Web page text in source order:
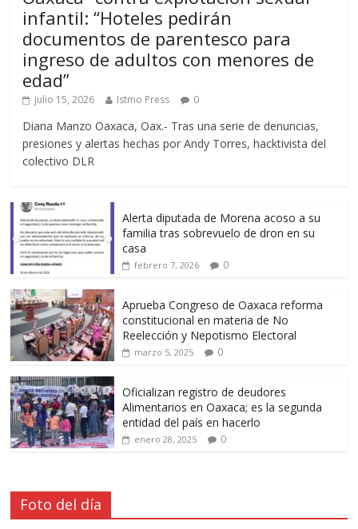
infantil: “Hoteles pedirán
documentos de parentesco para
ingreso de adultos con menores de
edad”
julio 15, 2026 Istmo Press 0
Diana Manzo Oaxaca, Oax.- Tras una serie de denuncias,
presiones y alertas hechas por Andy Torres, hacktivista del
colectivo DLR
Alerta diputada de Morena acoso a su
familia tras sobrevuelo de dron en su
casa
febrero 7, 2026 0
Aprueba Congreso de Oaxaca reforma
constitucional en materia de No
Reelección y Nepotismo Electoral
marzo 5, 2025 0
Oficializan registro de deudores
Alimentarios en Oaxaca; es la segunda
entidad del país en hacerlo
enero 28, 2025 0
Foto del día